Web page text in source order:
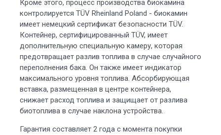
Кроме этого, процесс производства биокамина
контролируется TÜV Rheinland Poland - биокамин
имеет немецкий сертификат безопасности TÜV.
Контейнер, сертифицированный TÜV, имеет
дополнительную специальную камеру, которая
предотвращает разлив топлива в случае случайного
переполнения бака. Он также имеет индикатор
максимального уровня топлива. Абсорбирующая
вставка, размещенная в центре контейнера,
снижает расход топлива и защищает от разлива
биотоплива в случае наклона устройства.
Гарантия составляет 2 года с момента покупки